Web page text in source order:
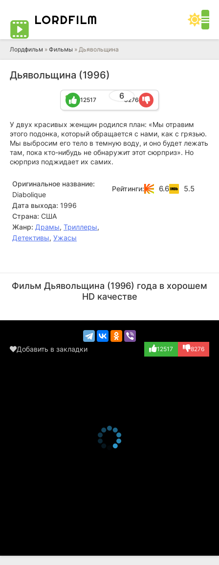
LORDFILM
Лордфильм » Фильмы » Дьявольщина
Дьявольщина (1996)
6
12517 8276
У двух красивых женщин родился план: «Мы отравим
этого подонка, который обращается с нами, как с грязью.
Мы выбросим его тело в темную воду, и оно будет лежать
там, пока кто-нибудь не обнаружит этот сюрприз». Но
сюрприз поджидает их самих.
Оригинальное название:
Diabolique
Дата выхода: 1996
Страна: США
Жанр: Драмы, Триллеры,
Детективы, Ужасы
Рейтинги: 6.6 5.5
(Nicole Horner)
(Video Photograp...)
Фильм Дьявольщина (1996) года в хорошем
HD качестве
Добавить в закладки 12517 8276